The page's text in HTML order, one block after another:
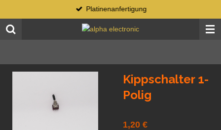
Hauptinhalt
springen
Platinenanfertigung
Kippschalter 1-
Polig
1,20 €